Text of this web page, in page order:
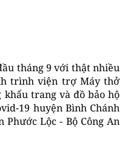
tháng 9 với thật nhiều
trình viện trợ Máy thở
khẩu trang và đồ bảo hộ
19 huyện Bình Chánh
Phước Lộc - Bộ Công An